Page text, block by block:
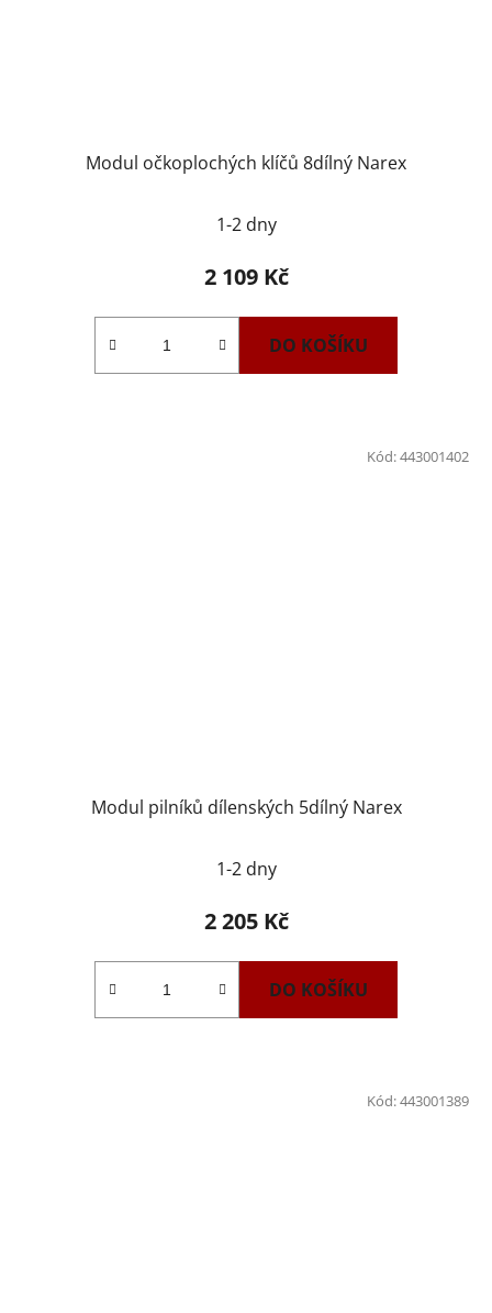
Modul očkoplochých klíčů 8dílný Narex
1-2 dny
2 109 Kč
DO KOŠÍKU
Modul pilníků dílenských 5dílný Narex
1-2 dny
2 205 Kč
DO KOŠÍKU
Kód:443001402
Kód:443001389